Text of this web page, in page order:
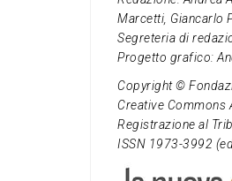
Marcetti, Giancarlo
Segreteria di
Progetto grafico:
Copyright ©
Creative Commons
Registrazione al
ISSN 1973-3992